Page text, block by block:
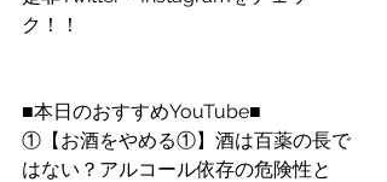
ク！！
■本日のおすすめYouTube■
①【お酒をやめる①】酒は百薬の長で
はない？アルコール依存の危険性と